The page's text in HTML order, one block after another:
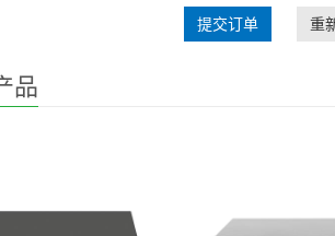
提交订单 重
品